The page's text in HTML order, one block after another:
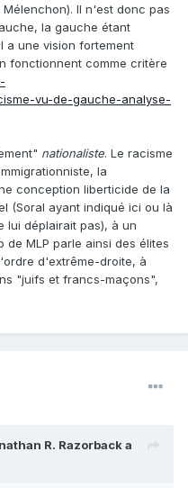
Il n'est donc pas
la gauche étant
a une vision fortement
fonctionnent comme critère
vu-de-gauche-analyse-
nationaliste. Le racisme
la
conception liberticide de la
(Soral ayant indiqué ici ou là
lui déplairait pas), à un
MLP parle ainsi des élites
d'extrême-droite, à
"juifs et francs-maçons",
R. Razorbacka